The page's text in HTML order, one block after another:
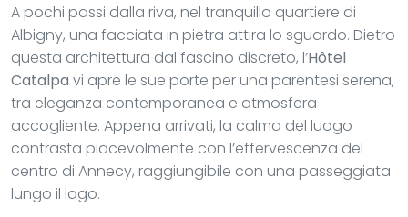
A pochi passi dalla riva, nel tranquillo quartiere di
Albigny, una facciata in pietra attira lo sguardo. Dietro
questa architettura dal fascino discreto, l’Hôtel
Catalpa vi apre le sue porte per una parentesi serena,
tra eleganza contemporanea e atmosfera
accogliente. Appena arrivati, la calma del luogo
contrasta piacevolmente con l’effervescenza del
centro di Annecy, raggiungibile con una passeggiata
lungo il lago.